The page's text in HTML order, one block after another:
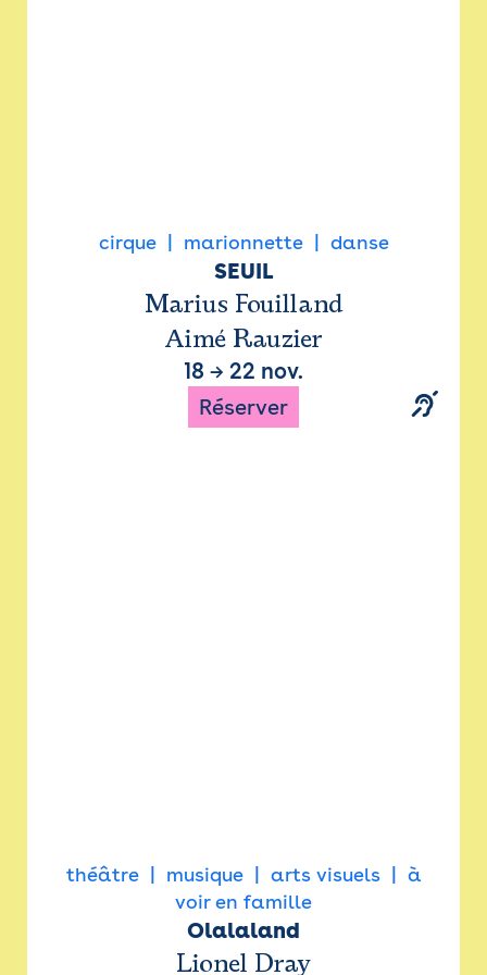
cirque marionnette danse
SEUIL
Marius Fouilland
Aimé Rauzier
18 → 22 nov.
Réserver
théâtre musique arts visuels
à
voir en famille
Olalaland
Lionel Dray